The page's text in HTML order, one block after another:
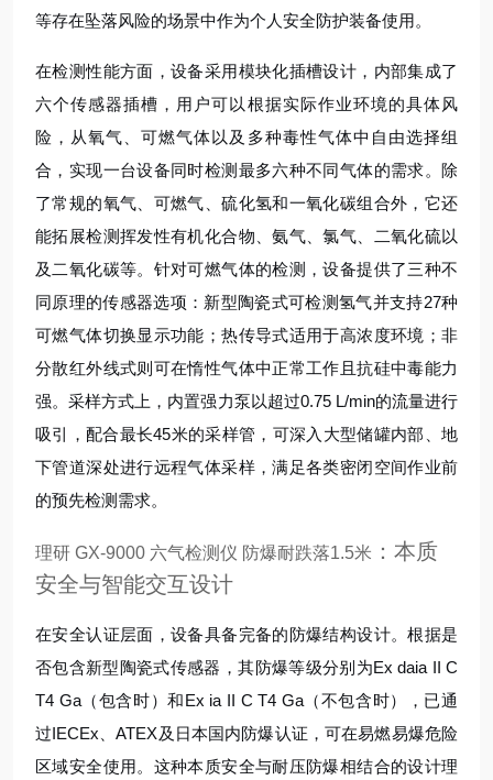
等存在坠落风险的场景中作为个人安全防护装备使用。
在检测性能方面，设备采用模块化插槽设计，内部集成了
六个传感器插槽，用户可以根据实际作业环境的具体风
险，从氧气、可燃气体以及多种毒性气体中自由选择组
合，实现一台设备同时检测最多六种不同气体的需求。除
了常规的氧气、可燃气、硫化氢和一氧化碳组合外，它还
能拓展检测挥发性有机化合物、氨气、氯气、二氧化硫以
及二氧化碳等。针对可燃气体的检测，设备提供了三种不
同原理的传感器选项：新型陶瓷式可检测氢气并支持27种
可燃气体切换显示功能；热传导式适用于高浓度环境；非
分散红外线式则可在惰性气体中正常工作且抗硅中毒能力
强。采样方式上，内置强力泵以超过0.75 L/min的流量进行
吸引，配合最长45米的采样管，可深入大型储罐内部、地
下管道深处进行远程气体采样，满足各类密闭空间作业前
的预先检测需求。
理研 GX-9000 六气检测仪 防爆耐跌落1.5米 ：本质
安全与智能交互设计
在安全认证层面，设备具备完备的防爆结构设计。根据是
否包含新型陶瓷式传感器，其防爆等级分别为Ex daia II C
T4 Ga（包含时）和Ex ia II C T4 Ga（不包含时），已通
过IECEx、ATEX及日本国内防爆认证，可在易燃易爆危险
区域安全使用。这种本质安全与耐压防爆相结合的设计理